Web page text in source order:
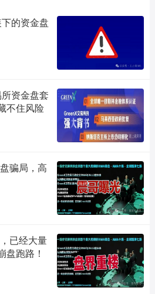
的资金盘
资金盘套
不住风险
骗局，高
已经大量
盘跑路！